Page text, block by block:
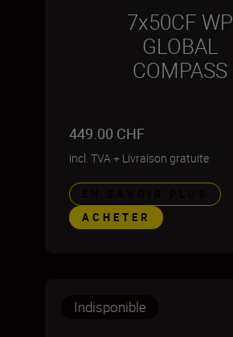
7x50CF WP
GLOBAL
COMPASS
449.00 CHF
incl. TVA+ Livraison gratuite
ACHETER
Indisponible